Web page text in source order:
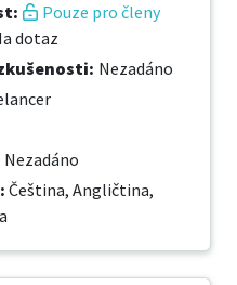
:
Pouze pro členy
dotaz
: Nezadáno
Nezadáno
: Čeština, Angličtina,